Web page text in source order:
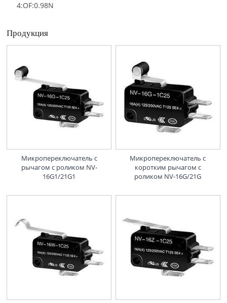
4:OF:0.98N
Продукция
Микропереключатель с
рычагом с роликом NV-
16G1/21G1
Микропереключатель с
коротким рычагом с
роликом NV-16G/21G